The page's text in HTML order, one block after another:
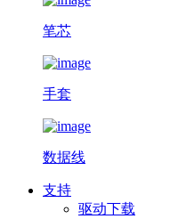
笔芯
手套
数据线
支持
驱动下载